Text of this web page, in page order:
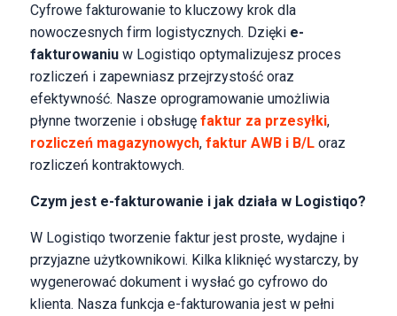
Cyfrowe fakturowanie to kluczowy krok dla
nowoczesnych firm logistycznych. Dzięki e-
fakturowaniuw Logistiqo optymalizujesz proces
rozliczeń i zapewniasz przejrzystość oraz
efektywność. Nasze oprogramowanie umożliwia
płynne tworzenie i obsługę faktur za przesyłki,
rozliczeń magazynowych, faktur AWB i B/L oraz
rozliczeń kontraktowych.
Czym jest e-fakturowanie i jak działa w Logistiqo?
W Logistiqo tworzenie faktur jest proste, wydajne i
przyjazne użytkownikowi. Kilka kliknięć wystarczy, by
wygenerować dokument i wysłać go cyfrowo do
klienta. Nasza funkcja e-fakturowania jest w pełni